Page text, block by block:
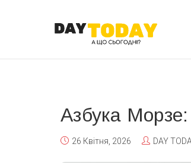
Азбука
26 Квітня, 2026 DAY